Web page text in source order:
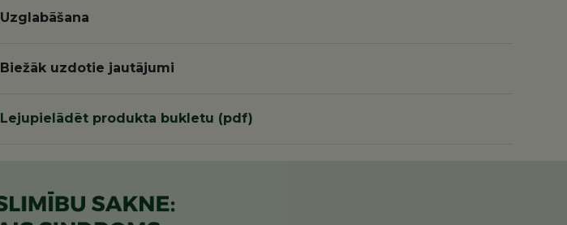
Uzglabāšana
Biežāk uzdotie jautājumi
Lejupielādēt produkta bukletu (pdf)